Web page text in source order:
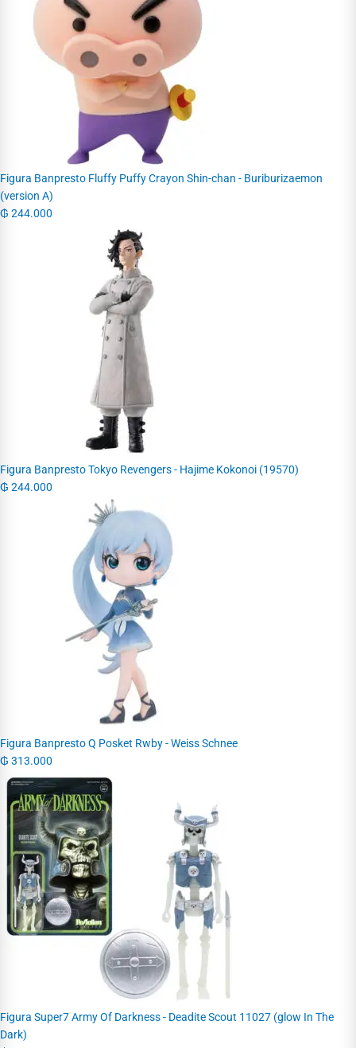
Figura Banpresto Fluffy Puffy Crayon Shin-chan - Buriburizaemon
(version A)
₲ 244.000
Figura Banpresto Tokyo Revengers - Hajime Kokonoi (19570)
₲ 244.000
Figura Banpresto Q Posket Rwby - Weiss Schnee
₲ 313.000
Figura Super7 Army Of Darkness - Deadite Scout 11027 (glow In The
Dark)